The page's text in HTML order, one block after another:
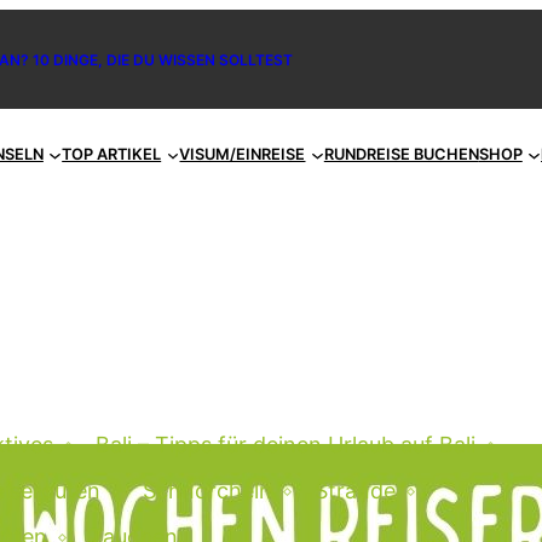
10 DINGE, DIE DU WISSEN SOLLTEST
TOP ARTIKEL VISUM/EINREISE RUNDREISE BUCHENSHOP
Bali – Tipps für deinen Urlaub auf Bali
Schnorcheln
Strände
Tauchen